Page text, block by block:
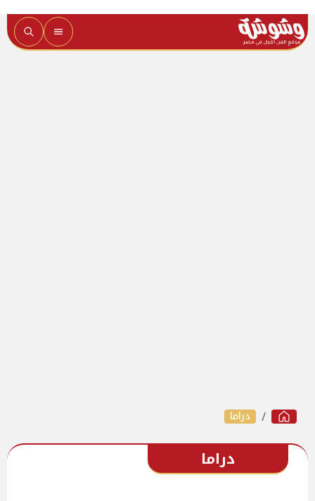
دراما
دراما